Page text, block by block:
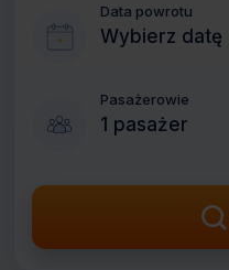
Data powrotu
Wybierz datę
Pasażerowie
1 pasażer